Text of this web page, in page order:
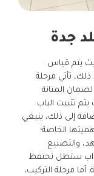
جدة
يتم قياس
تأتي مرحلة
المتانة
يتم تثبيت الباب
إلى ذلك، ينبغي
الخاصة؛
والتصنيع
ستظل تحتفظ
مرحلة التركيب،